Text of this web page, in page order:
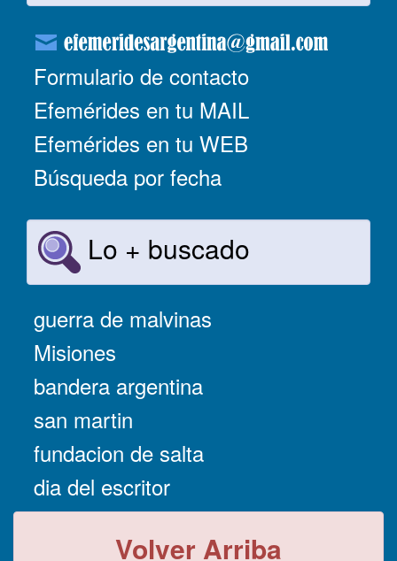
Formulario de contacto
Efemérides en tu MAIL
Efemérides en tu WEB
Búsqueda por fecha
Lo + buscado
guerra de malvinas
Misiones
bandera argentina
san martin
fundacion de salta
dia del escritor
Volver Arriba